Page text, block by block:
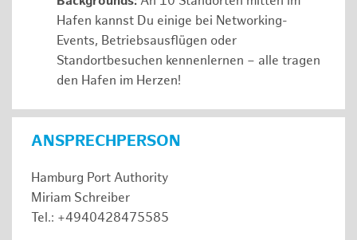
Hafen kannst Du einige bei Networking-
Events, Betriebsausflügen oder
Standortbesuchen kennenlernen – alle tragen
den Hafen im Herzen!
ANSPRECHPERSON
Hamburg Port Authority
Miriam Schreiber
Tel.: +4940428475585